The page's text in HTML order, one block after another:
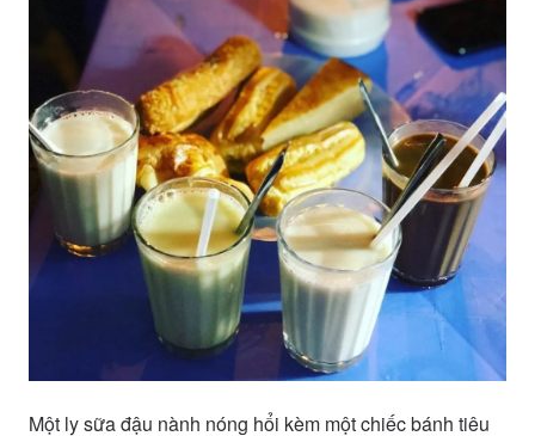
Một ly sữa đậu nành nóng hổi kèm một chiếc bánh tiêu